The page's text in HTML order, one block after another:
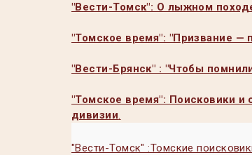
"Вести-Томск": О лыжном
"Томское время": "Призвание —
"Вести-Брянск" : "Чтобы
"Томское время": Поисковики и
дивизии.
"Вести-Томск" :Томские